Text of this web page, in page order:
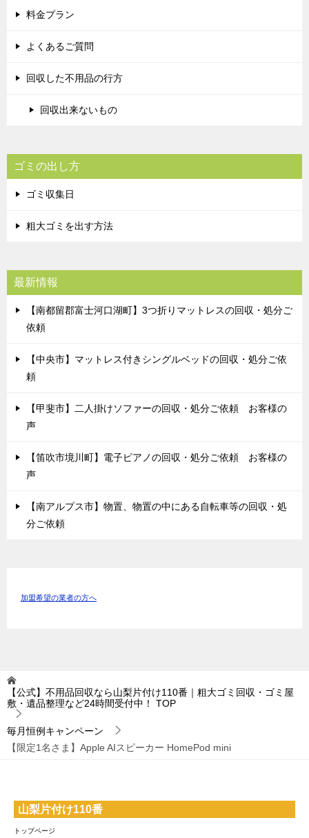
料金プラン
よくあるご質問
回収した不用品の行方
回収出来ないもの
ゴミの出し方
ゴミ収集日
粗大ゴミを出す方法
最新情報
【南都留郡富士河口湖町】3つ折りマットレスの回収・処分ご
依頼
【中央市】マットレス付きシングルベッドの回収・処分ご依
頼
【甲斐市】二人掛けソファーの回収・処分ご依頼 お客様の
声
【笛吹市境川町】電子ピアノの回収・処分ご依頼 お客様の
声
【南アルプス市】物置、物置の中にある自転車等の回収・処
分ご依頼
加盟希望の業者の方へ
【公式】不用品回収なら山梨片付け110番｜粗大ゴミ回収・ゴミ屋
敷・遺品整理など24時間受付中！
TOP
毎月恒例キャンペーン
【限定1名さま】Apple AIスピーカー HomePod mini
山梨片付け110番
トップページ